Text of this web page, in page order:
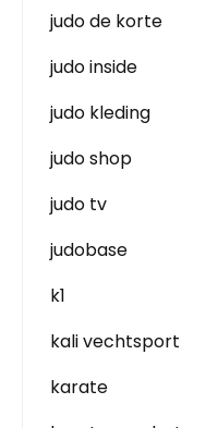
judo de korte
judo inside
judo kleding
judo shop
judo tv
judobase
k1
kali vechtsport
karate